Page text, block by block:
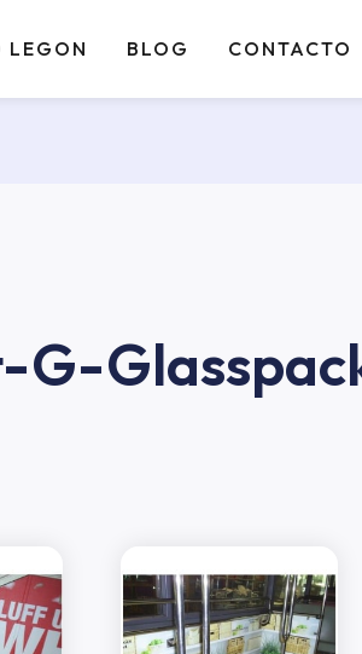
LEGON BLOG CONTACTO
G-